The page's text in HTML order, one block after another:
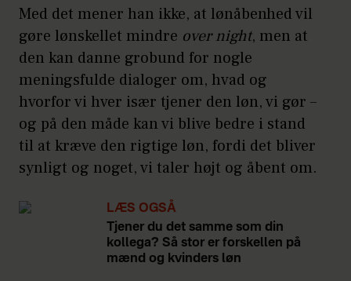
Med det mener han ikke, at lønåbenhed vil
gøre lønskellet mindre over night, men at
den kan danne grobund for nogle
meningsfulde dialoger om, hvad og
hvorfor vi hver især tjener den løn, vi gør –
og på den måde kan vi blive bedre i stand
til at kræve den rigtige løn, fordi det bliver
synligt og noget, vi taler højt og åbent om.
LÆS OGSÅ
Tjener du det samme som din
kollega? Så stor er forskellen på
mænd og kvinders løn